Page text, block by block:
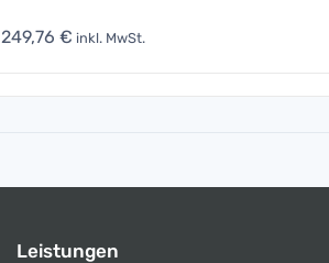
249,76 € inkl. MwSt.
Leistungen